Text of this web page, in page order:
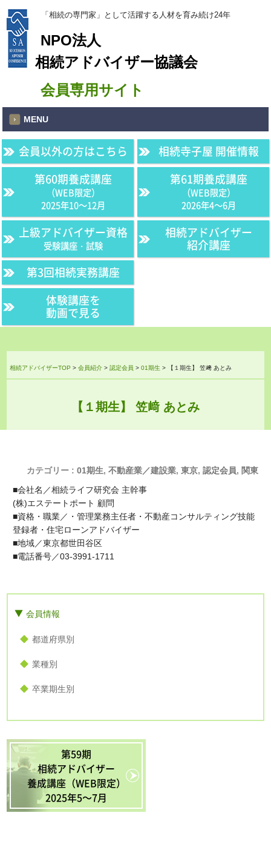
「相続の専門家」として活躍する人材を育み続け24年
NPO法人
相続アドバイザー協議会
会員専用サイト
MENU
会員以外の方はこちら
相続寺子屋 開催情報
第60期養成講座
（WEB限定）
2025年10〜12月
第61期養成講座
（WEB限定）
2026年4〜6月
上級アドバイザー資格
受験講座・試験
第3回相続実務講座
相続アドバイザー
紹介講座
体験講座を
動画で見る
相続アドバイザーTOP >会員紹介 >認定会員 >01期生 > 【１期生】 笠﨑 あとみ
【１期生】 笠﨑 あとみ
カテゴリー : 01期生, 不動産業／建設業, 東京, 認定会員, 関東
■会社名／相続ライフ研究会 主幹事
(株)エステートポート 顧問
■資格・職業／・管理業務主任者・不動産コンサルティング技能
登録者・住宅ローンアドバイザー
■地域／東京都世田谷区
■電話番号／03-3991-1711
会員情報
都道府県別
業種別
卒業期生別
第59期
相続アドバイザー
養成講座（WEB限定）
2025年5〜7月